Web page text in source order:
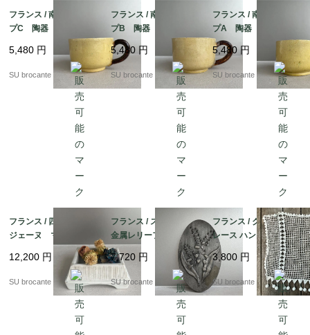
フランス / 南仏のカッ
プC 陶器
5,480 円
SU brocante
フランス / 南仏のカッ
プB 陶器
5,480円
SU brocante
フランス / 南仏のカッ
プA 陶器
5,480円
SU brocante
フランス / 四角いピロ
ジェーヌ マッチ入
12,200 円
SU brocante
フランス / スズランの
金属レリーフ
7,720 円
SU brocante
フランス / クロッシェ
レース ハンドメイド
3,800 円
SU brocante